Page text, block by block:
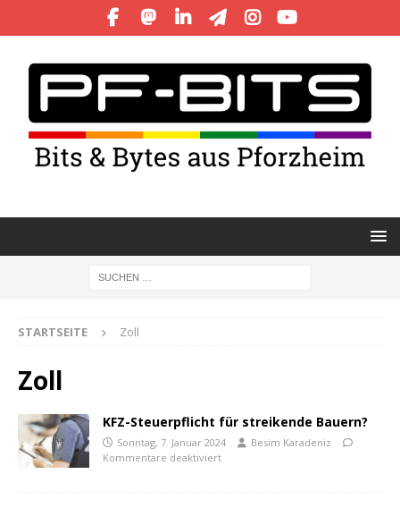
STARTSEITE Zoll
Zoll
KFZ-Steuerpflicht für streikende Bauern?
Sonntag, 7. Januar 2024
Besim Karadeniz
Kommentare deaktiviert